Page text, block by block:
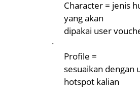
Character = jenis
yang akan
dipakai user
·
Profile =
sesuaikan dengan
hotspot kalian